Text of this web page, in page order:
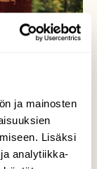
ja mainosten
Lisäksi
analytiikka-